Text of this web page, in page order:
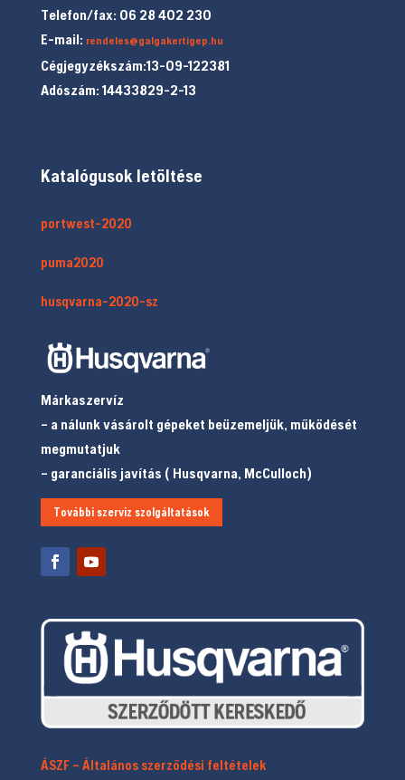
Telefon/fax: 06 28 402 230
E-mail: rendeles@galgakertigep.hu
Cégjegyzékszám:13-09-122381
Adószám: 14433829-2-13
Katalógusok letöltése
portwest-2020
puma2020
husqvarna-2020-sz
Márkaszervíz
– a nálunk vásárolt gépeket beüzemeljük, működését
megmutatjuk
– garanciális javítás ( Husqvarna, McCulloch)
További szerviz szolgáltatások
ÁSZF – Általános szerződési feltételek